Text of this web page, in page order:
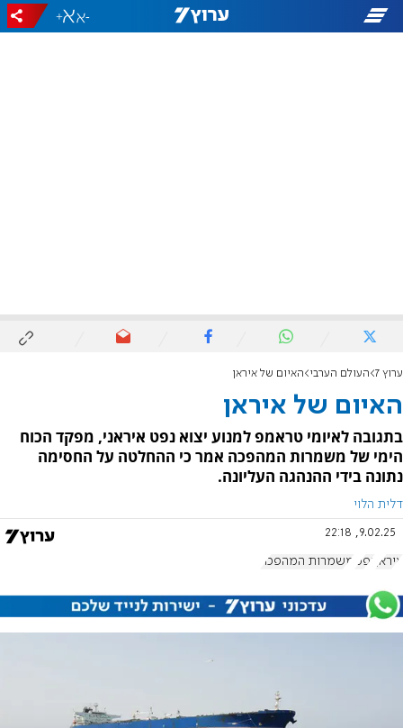
-
+
ערוץ 7 העולם הערבי האיום של איראן
האיום של איראן
בתגובה לאיומי טראמפ למנוע יצוא נפט איראני, מפקד הכוח
הימי של משמרות המהפכה אמר כי ההחלטה על החסימה
נתונה בידי ההנהגה העליונה.
דלית הלוי
9.02.25, 22:18
איראן נפט משמרות המהפכה